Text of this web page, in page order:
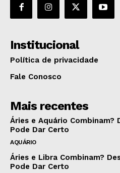
Institucional
Política de privacidade
Fale Conosco
Mais recentes
Áries e Aquário Combinam?
Pode Dar Certo
AQUÁRIO
Áries e Libra Combinam?
Pode Dar Certo